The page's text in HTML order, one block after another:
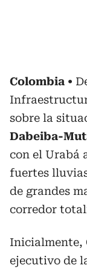
Colombia
sobre la
Dabeiba-
con el Urabá
fuertes
de grandes
corredor
Inicialmente,
ejecutivo de